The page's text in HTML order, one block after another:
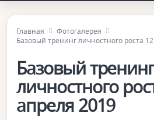
Главная
Фотогалерея
Базовый тренинг личностного роста
Базовый
личностного
апреля 2019